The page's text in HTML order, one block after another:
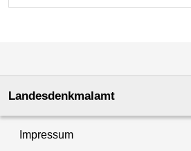
Landesdenkmal­amt
Impressum